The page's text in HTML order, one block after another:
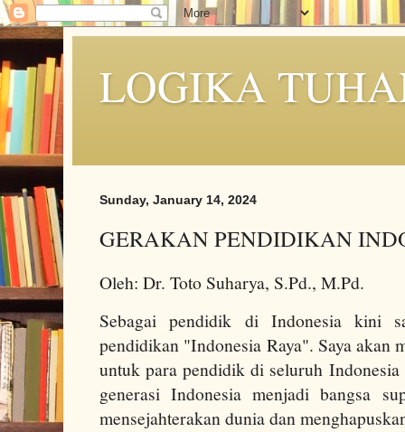
LOGIKA
Sunday, January 14, 2024
GERAKAN PENDIDIKAN
Oleh: Dr. Toto Suharya, S.Pd., M.Pd.
Sebagai pendidik di Indonesia kini
pendidikan "Indonesia Raya". Saya akan
untuk para pendidik di seluruh
generasi Indonesia menjadi bangsa
mensejahterakan dunia dan